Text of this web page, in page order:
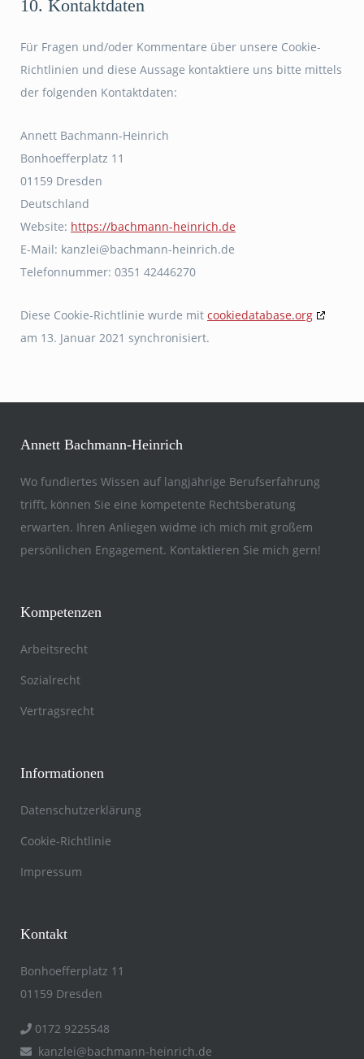
10. Kontaktdaten
Für Fragen und/oder Kommentare über unsere Cookie-
Richtlinien und diese Aussage kontaktiere uns bitte mittels
der folgenden Kontaktdaten:
Annett Bachmann-Heinrich
Bonhoefferplatz 11
01159 Dresden
Deutschland
Website: https://bachmann-heinrich.de
E-Mail: ed.hcirnieh-nnamhcab@ielznak
Telefonnummer: 0351 42446270
Diese Cookie-Richtlinie wurde mit cookiedatabase.org
am 13. Januar 2021 synchronisiert.
Annett Bachmann-Heinrich
Wo fundiertes Wissen auf langjährige Berufserfahrung
trifft, können Sie eine kompetente Rechtsberatung
erwarten. Ihren Anliegen widme ich mich mit großem
persönlichen Engagement. Kontaktieren Sie mich gern!
Kompetenzen
Arbeitsrecht
Sozialrecht
Vertragsrecht
Informationen
Datenschutzerklärung
Cookie-Richtlinie
Impressum
Kontakt
Bonhoefferplatz 11
01159 Dresden
0172 9225548
kanzlei@​bachmann-heinrich.de